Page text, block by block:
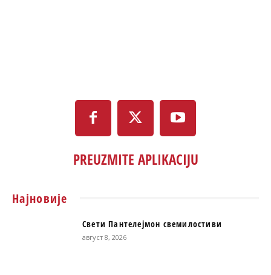
PREUZMITE APLIKACIJU
Најновије
Свети Пантелејмон свемилостиви
август 8, 2026